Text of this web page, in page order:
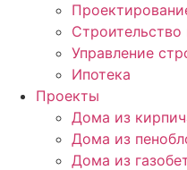
Управление
Ипотека
Проекты
Дома из
Дома из
Дома из